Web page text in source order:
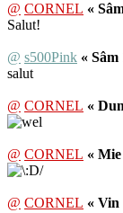
@ CORNEL «
Salut!
@ s500Pink « Sâm
salut
@ CORNEL «
@ CORNEL «
@ CORNEL « Vin